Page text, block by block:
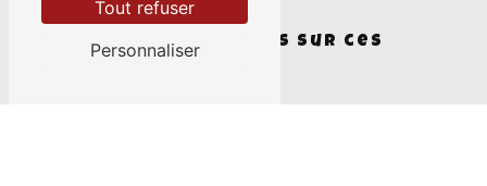
Nous intervenons sur ces
villes
Tout refuser
Personnaliser